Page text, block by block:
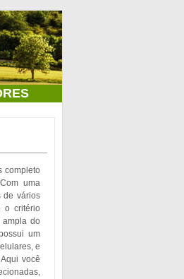
completo
uma
de vários
o critério
ampla do
um
e
você